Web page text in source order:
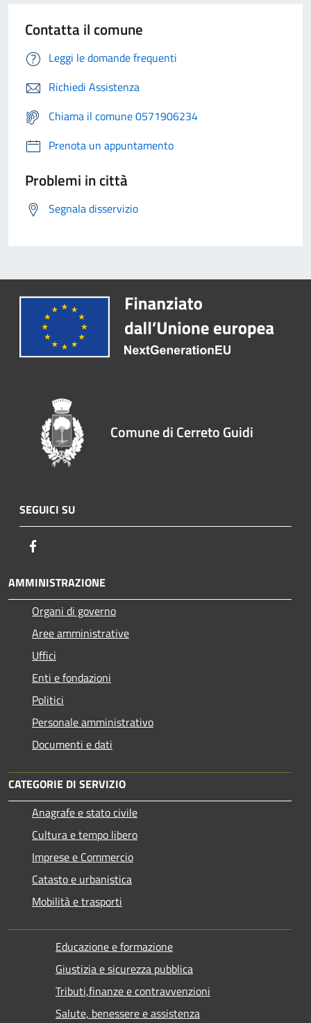
Contatta il comune
Leggi le domande frequenti
Richiedi Assistenza
Chiama il comune 0571906234
Prenota un appuntamento
Problemi in città
Segnala disservizio
Comune di Cerreto Guidi
SEGUICI SU
AMMINISTRAZIONE
Organi di governo
Aree amministrative
Uffici
Enti e fondazioni
Politici
Personale amministrativo
Documenti e dati
CATEGORIE DI SERVIZIO
Anagrafe e stato civile
Cultura e tempo libero
Imprese e Commercio
Catasto e urbanistica
Mobilità e trasporti
Educazione e formazione
Giustizia e sicurezza pubblica
Tributi,finanze e contravvenzioni
Salute, benessere e assistenza